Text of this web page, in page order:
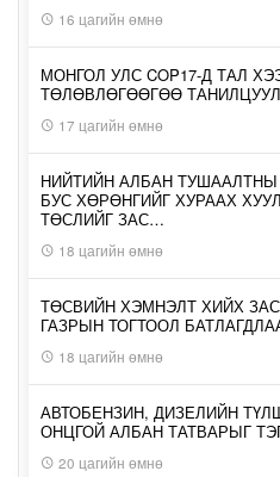
16 цагийн өмнө
МОНГОЛ УЛС COP17-Д ТАЛ
ТӨЛӨВЛӨГӨӨГӨӨ
17 цагийн өмнө
НИЙТИЙН АЛБАН ТУШААЛТНЫ
БУС ХӨРӨНГИЙГ ХУРААХ
ТӨСЛИЙГ ЗАС…
18 цагийн өмнө
ТӨСВИЙН ХЭМНЭЛТ ХИЙХ
ГАЗРЫН ТОГТООЛ
18 цагийн өмнө
АВТОБЕНЗИН, ДИЗЕЛИЙН
ОНЦГОЙ АЛБАН ТАТВАРЫГ
20 цагийн өмнө